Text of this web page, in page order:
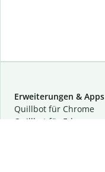
Erweiterungen & Apps
Quillbot für Chrome
Quillbot für Edge